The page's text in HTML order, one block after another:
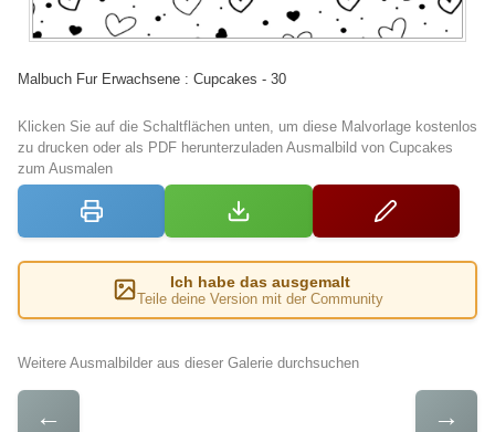
Malbuch Fur Erwachsene : Cupcakes - 30
Klicken Sie auf die Schaltflächen unten, um diese Malvorlage kostenlos
zu drucken oder als PDF herunterzuladen Ausmalbild von Cupcakes
zum Ausmalen
Ich habe das ausgemalt
Teile deine Version mit der Community
Weitere Ausmalbilder aus dieser Galerie durchsuchen
← →